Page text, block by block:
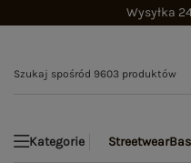
Wysyłka
Kategorie Streetwear